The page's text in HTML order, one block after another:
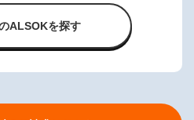
ALSOKを探す